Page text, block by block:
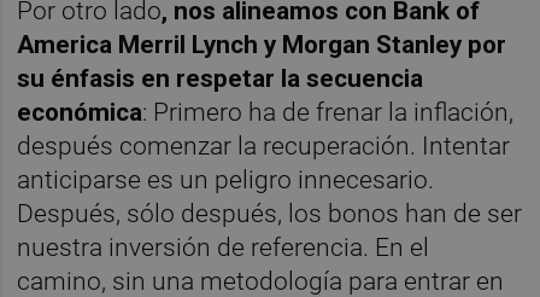
Por otro lado, nos alineamos con Bank of
America Merril Lynch y Morgan Stanley por
su énfasis en respetar la secuencia
económica: Primero ha de frenar la inflación,
después comenzar la recuperación. Intentar
anticiparse es un peligro innecesario.
Después, sólo después, los bonos han de ser
nuestra inversión de referencia. En el
camino, sin una metodología para entrar en